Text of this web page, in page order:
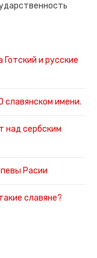
Готский и русские
славянском имени.
над сербским
Расии
славяне?